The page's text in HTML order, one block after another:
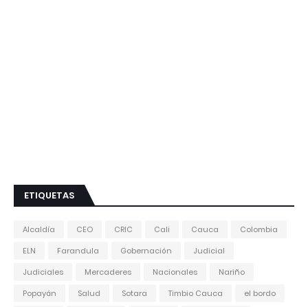
ETIQUETAS
Alcaldía CEO CRIC Cali Cauca
Colombia
ELN
Farandula Gobernación
Judicial
Judiciales
Mercaderes Nacionales
Nariño
Popayán
Salud Sotara Timbio Cauca
el bordo